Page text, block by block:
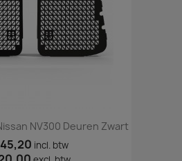
NV300 Deuren Zwart
incl. btw